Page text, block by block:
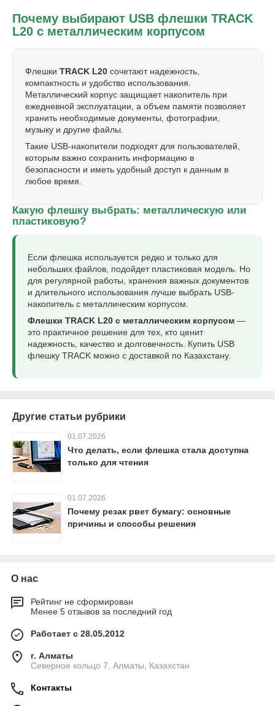
Почему выбирают USB флешки TRACK
L20 с металлическим корпусом
Флешки TRACK L20 сочетают надежность,
компактность и удобство использования.
Металлический корпус защищает накопитель при
ежедневной эксплуатации, а объем памяти позволяет
хранить необходимые документы, фотографии,
музыку и другие файлы.
Такие USB-накопители подходят для пользователей,
которым важно сохранить информацию в
безопасности и иметь удобный доступ к данным в
любое время.
Какую флешку выбрать: металлическую или
пластиковую?
Если флешка используется редко и только для
небольших файлов, подойдет пластиковая модель. Но
для регулярной работы, хранения важных документов
и длительного использования лучше выбрать USB-
накопитель с металлическим корпусом.
Флешки TRACK L20 с металлическим корпусом —
это практичное решение для тех, кто ценит
надежность, качество и долговечность. Купить USB
флешку TRACK можно с доставкой по Казахстану.
Другие статьи рубрики
01.07.2026
Что делать, если флешка стала доступна
только для чтения
01.07.2026
Почему резак рвет бумагу: основные
причины и способы решения
О нас
Рейтинг не сформирован
Менее 5 отзывов за последний год
Работает с 28.05.2012
г. Алматы
Северное кольцо 7, Алматы, Казахстан
Контакты